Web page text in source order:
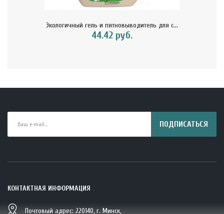
Экологичный гель и пятновыводитель для с...
44.42 руб.
ПОДПИСАТЬСЯ
КОНТАКТНАЯ ИНФОРМАЦИЯ
Почтовый адрес: 220140, г. Минск,